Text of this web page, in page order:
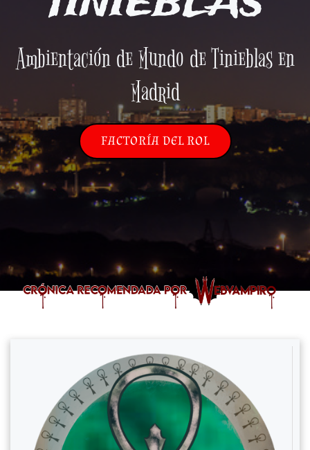
Ambientación de Mundo de Tinieblas en
Madrid
FACTORÍA DEL ROL